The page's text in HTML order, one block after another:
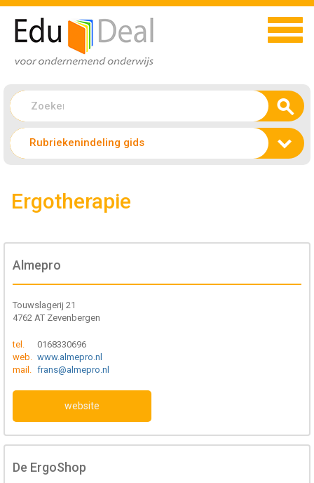
Rubriekenindeling gids
Ergotherapie
Almepro
Touwslagerij 21
4762 AT Zevenbergen
tel.
0168330696
web. www.almepro.nl
mail. frans@almepro.nl
website
De ErgoShop